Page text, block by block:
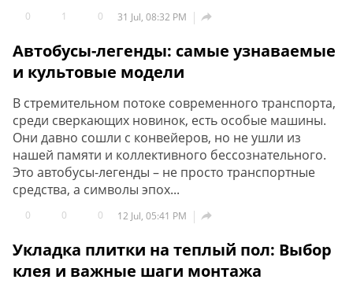
0 1 0 31 Jul, 08:32 PM 
Автобусы-легенды: самые узнаваемые
и культовые модели
В стремительном потоке современного транспорта,
среди сверкающих новинок, есть особые машины.
Они давно сошли с конвейеров, но не ушли из
нашей памяти и коллективного бессознательного.
Это автобусы-легенды – не просто транспортные
средства, а символы эпох...
0 0 0 12 Jul, 05:41 PM 
Укладка плитки на теплый пол: Выбор
клея и важные шаги монтажа